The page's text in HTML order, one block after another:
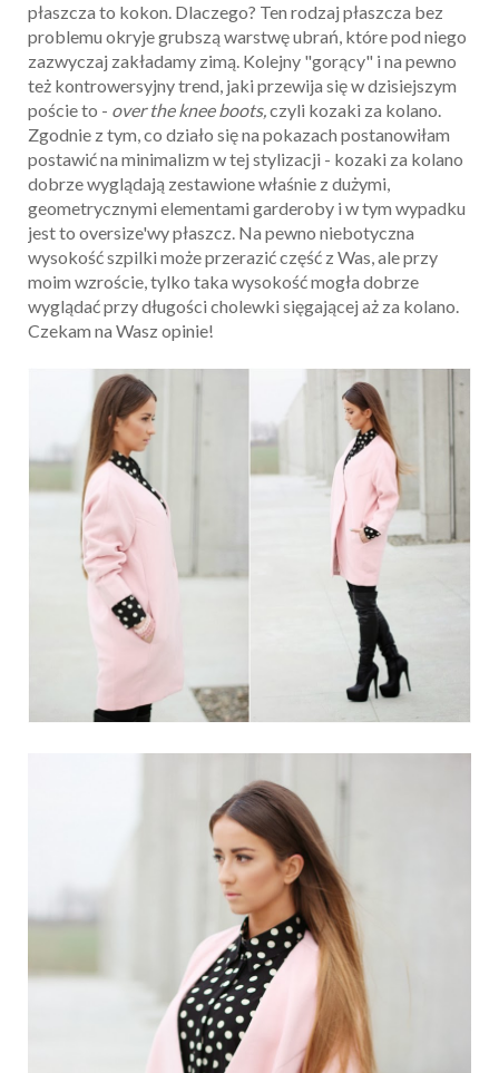
płaszcza to kokon. Dlaczego? Ten rodzaj płaszcza bez
problemu okryje grubszą warstwę ubrań, które pod niego
zazwyczaj zakładamy zimą. Kolejny "gorący" i na pewno
też kontrowersyjny trend, jaki przewija się w dzisiejszym
poście to - over the knee boots,czyli kozaki za kolano.
Zgodnie z tym, co działo się na pokazach postanowiłam
postawić na minimalizm w tej stylizacji - kozaki za kolano
dobrze wyglądają zestawione właśnie z dużymi,
geometrycznymi elementami garderoby i w tym wypadku
jest to oversize'wy płaszcz. Na pewno niebotyczna
wysokość szpilki może przerazić część z Was, ale przy
moim wzroście, tylko taka wysokość mogła dobrze
wyglądać przy długości cholewki sięgającej aż za kolano.
Czekam na Wasz opinie!